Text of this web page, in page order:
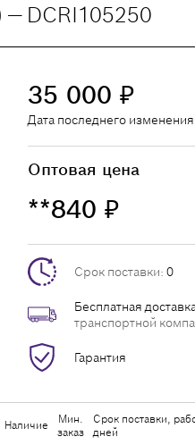
— DCRI105250
35 000 ₽
Дата последнего
Оптовая цена
**840 ₽
Срок поставки: 0
Бесплатная
транспортной
Гарантия
Наличие
Мин.
заказ
Срок поставки,
дней